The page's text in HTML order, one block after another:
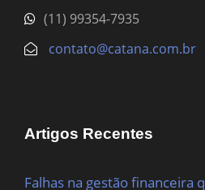
(11) 99354-7935
contato@catana.com.br
Artigos Recentes
Falhas na gestão financeira